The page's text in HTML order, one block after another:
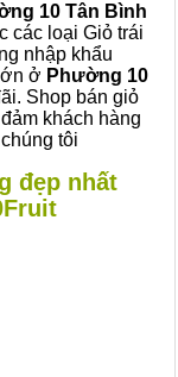
10 Tân Bình
các loại Giỏ trái
nhập khẩu
ở Phường 10
Shop bán giỏ
khách hàng
tôi
đẹp nhất